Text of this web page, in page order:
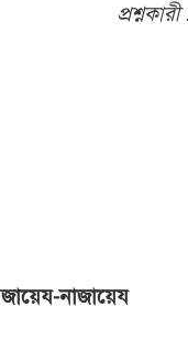
প্রশ্নকারী
জায়েয-নাজায়েয